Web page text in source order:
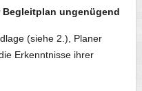
ungenügend
(siehe 2.), Planer
Erkenntnisse ihrer